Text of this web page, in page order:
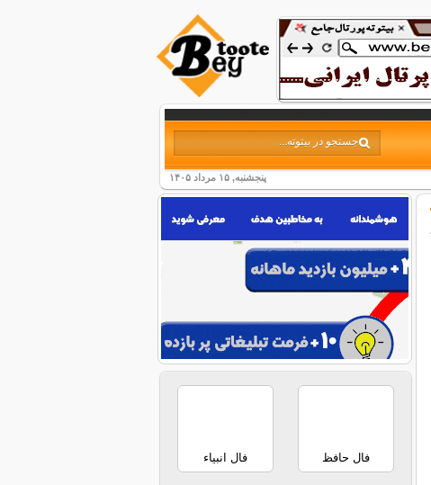
پنجشنبه, ۱۵ مرداد ۱۴۰۵
فال حافظ فال انبیاء